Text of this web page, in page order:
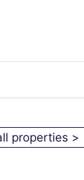
properties >